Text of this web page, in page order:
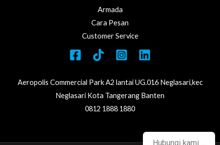
Armada
Cara Pesan
Customer Service
Aeropolis Commercial Park A2 lantai UG.016 Neglasari,kec
Neglasari Kota Tangerang Banten
0812 1888 1880
Hubungi kami ...